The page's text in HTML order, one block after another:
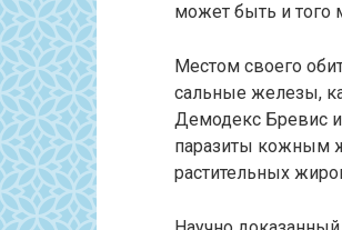
может быть и того
Местом своего
сальные железы,
Демодекс Бревис
паразиты кожным
растительных